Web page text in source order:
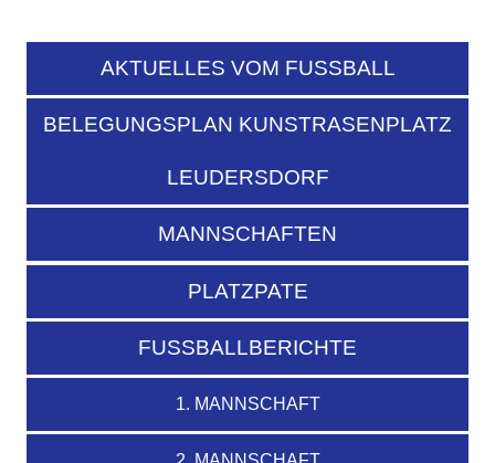
AKTUELLES VOM FUSSBALL
BELEGUNGSPLAN KUNSTRASENPLATZ
LEUDERSDORF
MANNSCHAFTEN
PLATZPATE
FUSSBALLBERICHTE
1. MANNSCHAFT